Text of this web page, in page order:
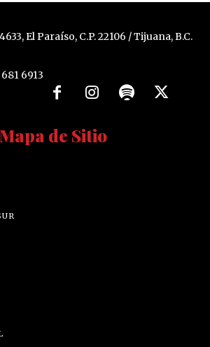
El Paraíso, C.P. 22106 / Tijuana, B.C.
6913
Mapa de Sitio